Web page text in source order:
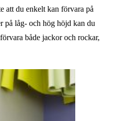
att du enkelt kan förvara på
på låg- och hög höjd kan du
både jackor och rockar,